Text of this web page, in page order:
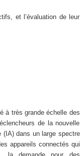
et l’évaluation de leur
à très grande échelle des
de la nouvelle
(IA) dans un large spectre
appareils connectés qui